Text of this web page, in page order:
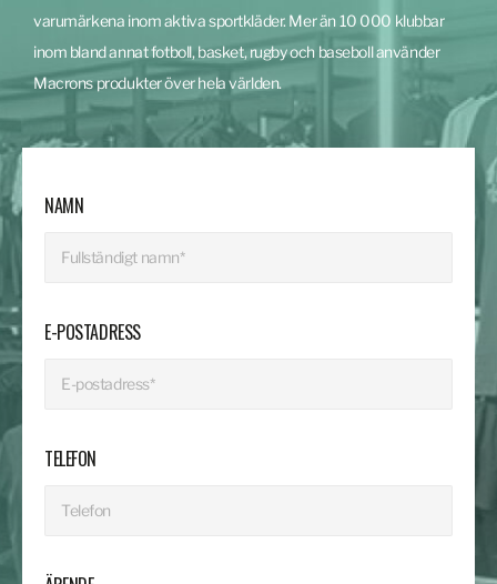
varumärkena inom aktiva sportkläder. Mer än 10 000 klubbar
inom bland annat fotboll, basket, rugby och baseboll använder
Macrons produkter över hela världen.
NAMN
E-POSTADRESS
TELEFON